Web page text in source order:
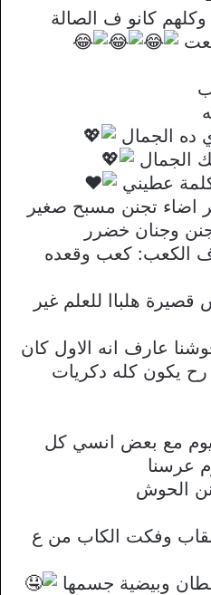
كانو ف الصالة
ده الجمال
الجمال
كلمة عطيني
اضاء تجنن مسبح صغير
وجنان خضرر
الكعب: كعب وقعده
هلباا للعلم غير
عارف انه الاول كان
يكون كله دكريات
يوم مع بعض انسي كل
عرسنا
الحوش
وفكت الكاب من ع
وبيضية جسمها